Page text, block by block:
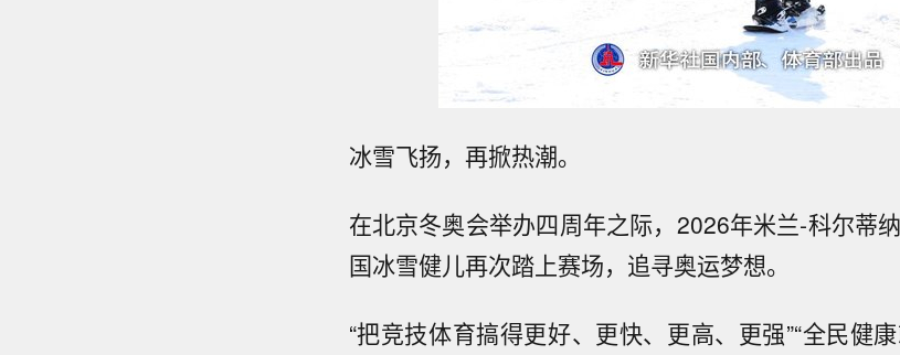
冰雪飞扬，再掀热潮。
在北京冬奥会举办四周年之际，2026年米兰-科尔蒂
国冰雪健儿再次踏上赛场，追寻奥运梦想。
“把竞技体育搞得更好、更快、更高、更强”“全民健